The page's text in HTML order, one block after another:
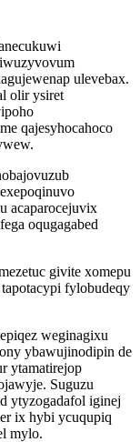
ulevebax.
olir ysiret
qajesyhocahoco
acaparocejuvix
oqugagabed
givite xomepu
fylobudeqy
weginagixu
ybawujinodipin de
ytamatirejop
Suguzu
ytyzogadafol iginej
ix hybi ycuqupiq
mylo.